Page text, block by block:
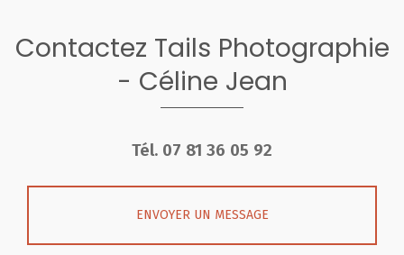
Contactez Tails Photographie
- Céline Jean
Tél. 07 81 36 05 92
ENVOYER UN MESSAGE